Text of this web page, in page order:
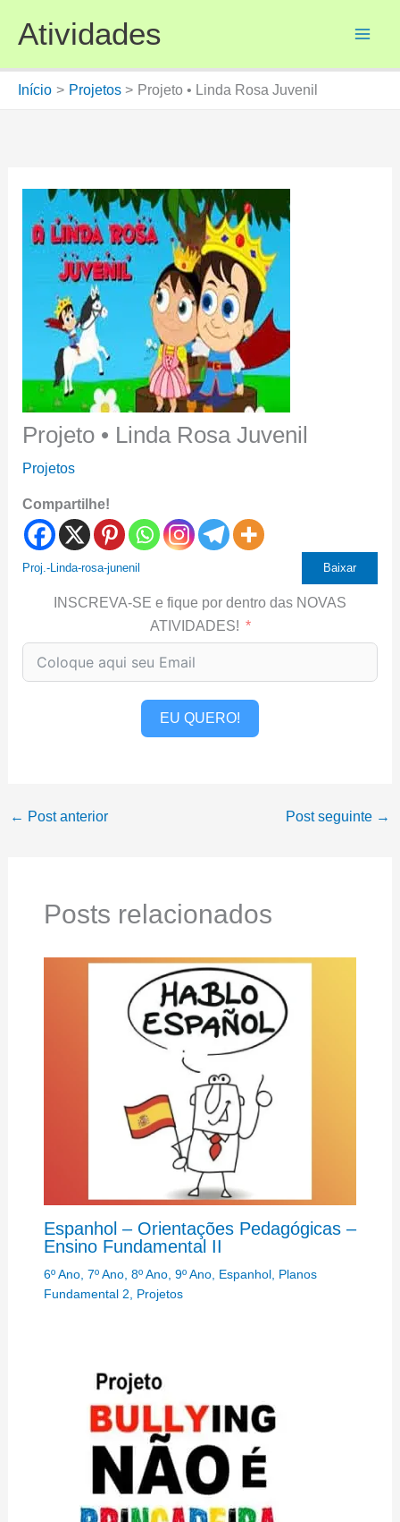
para
conteúdo
Atividades
Início Projetos Projeto • Linda Rosa Juvenil
Projeto • Linda Rosa Juvenil
Projetos
Compartilhe!
Proj.-Linda-rosa-junenil Baixar
INSCREVA-SE e fique por dentro das NOVAS
ATIVIDADES!
EU QUERO!
← Post anterior Post seguinte →
Posts relacionados
Espanhol – Orientações Pedagógicas –
Ensino Fundamental II
6º Ano, 7º Ano, 8º Ano, 9º Ano, Espanhol, Planos
Fundamental 2
Projetos